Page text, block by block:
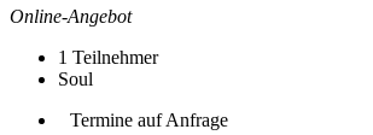
Online-Angebot
1 Teilnehmer
Soul
Termine auf Anfrage